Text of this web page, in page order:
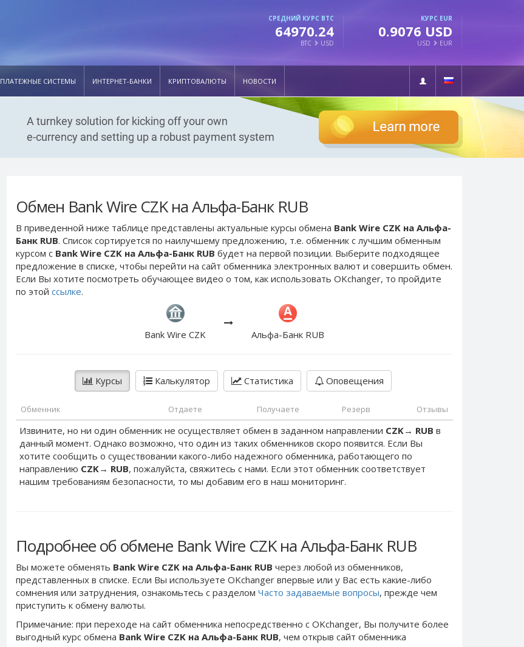
СРЕДНИЙ КУРС BTC
64970.24
BTC USD
КУРС EUR
0.9076 USD
USD EUR
ПЛАТЕЖНЫЕ СИСТЕМЫ ИНТЕРНЕТ-БАНКИ КРИПТОВАЛЮТЫ НОВОСТИ
Обмен Bank Wire CZK на Альфа-Банк RUB
В приведенной ниже таблице представлены актуальные курсы обмена Bank Wire CZK на Альфа-
Банк RUB. Список сортируется по наилучшему предложению, т.е. обменник с лучшим обменным
курсом с Bank Wire CZK на Альфа-Банк RUB будет на первой позиции. Выберите подходящее
предложение в списке, чтобы перейти на сайт обменника электронных валют и совершить обмен.
Если Вы хотите посмотреть обучающее видео о том, как использовать OKchanger, то пройдите
по этой ссылке.
Bank Wire CZK Альфа-Банк RUB
Курсы Калькулятор Статистика Оповещения
Обменник Отдаете Получаете Резерв Отзывы
Извините, но ни один обменник не осуществляет обмен в заданном направлении CZK→ RUB в
данный момент. Однако возможно, что один из таких обменников скоро появится. Если Вы
хотите сообщить о существовании какого-либо надежного обменника, работающего по
направлению CZK→ RUB, пожалуйста, свяжитесь с нами. Если этот обменник соответствует
нашим требованиям безопасности, то мы добавим его в наш мониторинг.
Подробнее об обмене Bank Wire CZK на Альфа-Банк RUB
Вы можете обменять Bank Wire CZK на Альфа-Банк RUB через любой из обменников,
представленных в списке. Если Вы используете OKchanger впервые или у Вас есть какие-либо
сомнения или затруднения, ознакомьтесь с разделом Часто задаваемые вопросы, прежде чем
приступить к обмену валюты.
Примечание: при переходе на сайт обменника непосредственно c OKchanger, Вы получите более
выгодный курс обмена Bank Wire CZK на Альфа-Банк RUB, чем открыв сайт обменника